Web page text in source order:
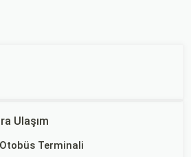
Ulaşım
Terminali